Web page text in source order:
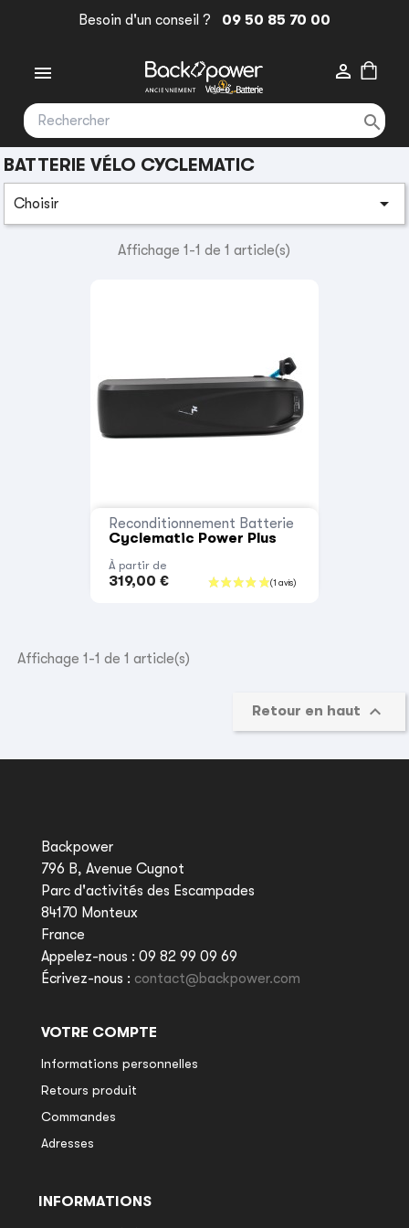
Besoin d'un conseil ? 09 50 85 70 00
 

BATTERIE VÉLO CYCLEMATIC
Choisir 
Affichage 1-1 de 1 article(s)
Reconditionnement Batterie
Cyclematic Power Plus
À partir de
319,00 €
Affichage 1-1 de 1 article(s)
Retour en haut 
Backpower
796 B, Avenue Cugnot
Parc d'activités des Escampades
84170 Monteux
France
Appelez-nous : 09 82 99 09 69
Écrivez-nous : contact@backpower.com
VOTRE COMPTE
Informations personnelles
Retours produit
Commandes
Adresses
INFORMATIONS